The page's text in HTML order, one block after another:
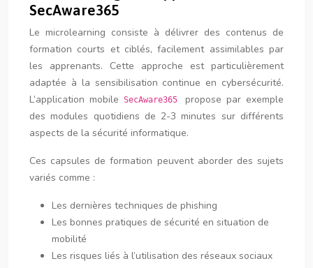
SecAware365
Le microlearning consiste à délivrer des contenus de
formation courts et ciblés, facilement assimilables par
les apprenants. Cette approche est particulièrement
adaptée à la sensibilisation continue en cybersécurité.
L’application mobileSecAware365 propose par exemple
des modules quotidiens de 2-3 minutes sur différents
aspects de la sécurité informatique.
Ces capsules de formation peuvent aborder des sujets
variés comme :
Les dernières techniques de phishing
Les bonnes pratiques de sécurité en situation de
mobilité
Les risques liés à l’utilisation des réseaux sociaux